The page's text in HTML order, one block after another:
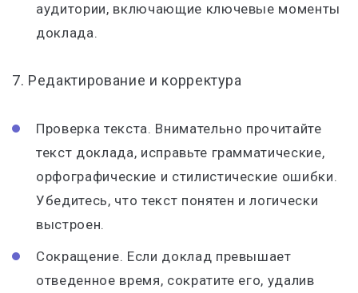
аудитории, включающие ключевые моменты
доклада.
7. Редактирование и корректура
Проверка текста. Внимательно прочитайте
текст доклада, исправьте грамматические,
орфографические и стилистические ошибки.
Убедитесь, что текст понятен и логически
выстроен.
Сокращение. Если доклад превышает
отведенное время, сократите его, удалив